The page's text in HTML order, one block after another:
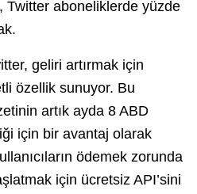
Twitter aboneliklerde yüzde
geliri artırmak için
özellik sunuyor. Bu
artık ayda 8 ABD
için bir avantaj olarak
ödemek zorunda
için ücretsiz API’sini